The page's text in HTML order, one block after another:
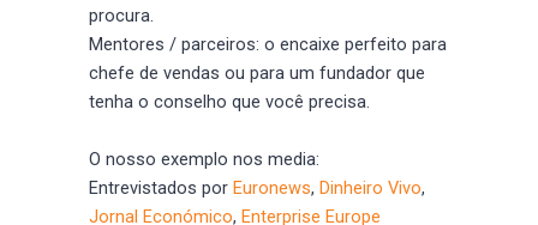
procura.
Mentores / parceiros: o encaixe perfeito para
chefe de vendas ou para um fundador que
tenha o conselho que você precisa.
O nosso exemplo nos media:
Entrevistados por Euronews, Dinheiro Vivo,
Jornal Económico, Enterprise Europe